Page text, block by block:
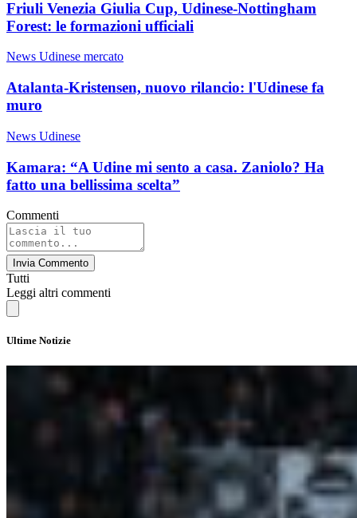
Friuli Venezia Giulia Cup, Udinese-Nottingham
Forest: le formazioni ufficiali
News Udinese mercato
Atalanta-Kristensen, nuovo rilancio: l'Udinese fa
muro
News Udinese
Kamara: “A Udine mi sento a casa. Zaniolo? Ha
fatto una bellissima scelta”
Commenti
Invia Commento
Tutti
Leggi altri commenti
Ultime Notizie